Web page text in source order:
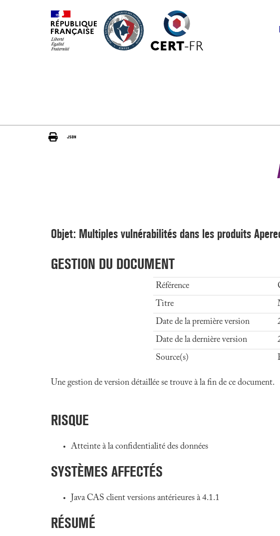
Objet: Multiples vulnérabilités dans les produits
GESTION DU DOCUMENT
Référence
Titre
Date de la première version
Date de la dernière version
Source(s)
Une gestion de version détaillée se trouve à la fin de ce document.
RISQUE
Atteinte à la confidentialité des données
SYSTÈMES AFFECTÉS
Java CAS client versions antérieures à 4.1.1
RÉSUMÉ